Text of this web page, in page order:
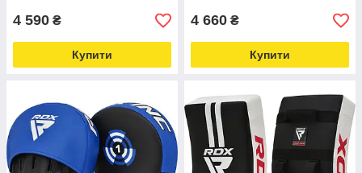
4 590 ₴
Купити
4 660 ₴
Купити